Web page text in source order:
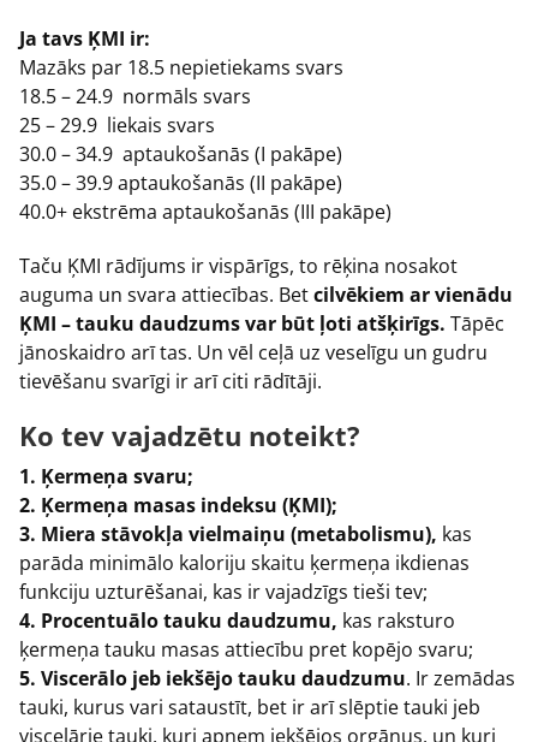
Ja tavs ĶMI ir:
Mazāks par 18.5 nepietiekams svars
18.5 – 24.9 normāls svars
25 – 29.9 liekais svars
30.0 – 34.9 aptaukošanās (I pakāpe)
35.0 – 39.9 aptaukošanās (II pakāpe)
40.0+ ekstrēma aptaukošanās (III pakāpe)
Taču ĶMI rādījums ir vispārīgs, to rēķina nosakot
auguma un svara attiecības. Betcilvēkiem ar vienādu
ĶMI – tauku daudzums var būt ļoti atšķirīgs. Tāpēc
jānoskaidro arī tas. Un vēl ceļā uz veselīgu un gudru
tievēšanu svarīgi ir arī citi rādītāji.
Ko tev vajadzētu noteikt?
1. Ķermeņa svaru;
2. Ķermeņa masas indeksu (ĶMI);
3. Miera stāvokļa vielmaiņu (metabolismu), kas
parāda minimālo kaloriju skaitu ķermeņa ikdienas
funkciju uzturēšanai, kas ir vajadzīgs tieši tev;
4. Procentuālo tauku daudzumu, kas raksturo
ķermeņa tauku masas attiecību pret kopējo svaru;
5. Viscerālo jeb iekšējo tauku daudzumu. Ir zemādas
tauki, kurus vari sataustīt, bet ir arī slēptie tauki jeb
viscelārie tauki, kuri apņem iekšējos orgānus, un kuri